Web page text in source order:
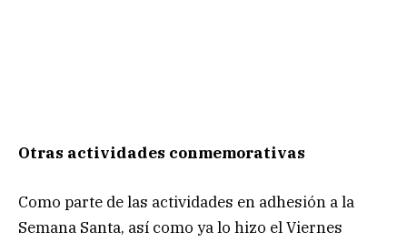
Otras actividades conmemorativas
Como parte de las actividades en adhesión a la
Semana Santa, así como ya lo hizo el Viernes